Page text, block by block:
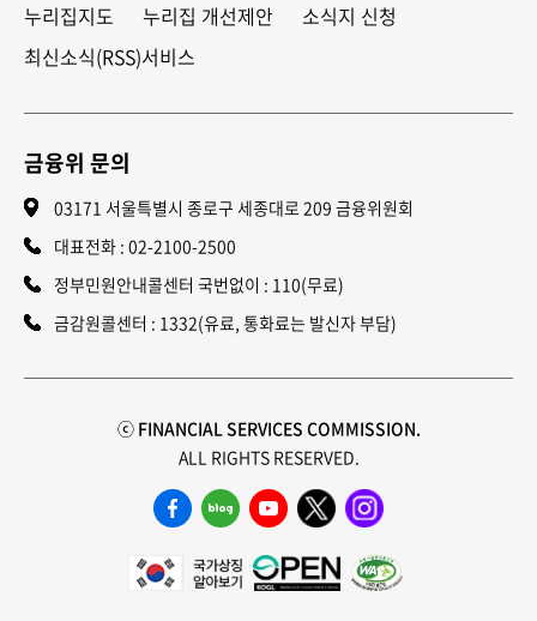
누리집지도
누리집 개선제안
소식지 신청
최신소식(RSS)서비스
금융위 문의
03171 서울특별시 종로구 세종대로 209 금융위원회
대표전화 : 02-2100-2500
정부민원안내콜센터 국번없이 : 110(무료)
금감원콜센터 : 1332(유료, 통화료는 발신자 부담)
ⓒ FINANCIAL SERVICES COMMISSION.
ALL RIGHTS RESERVED.